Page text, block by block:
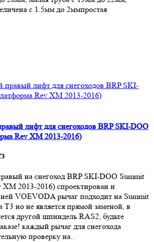
с 1.5мм до 2ммпростая
лифт для снегоходов BRP SKI-DOO
Rev XM 2013-2016)
на снегоход BRP SKI-DOO Summit
2013-2016) спроектирован и
VOEVODA рычаг подходит на Summit
T3 но не является прямой заменой, в
другой шпиндель RAS2, будьте
каждый рычаг для снегохода
проверку на..